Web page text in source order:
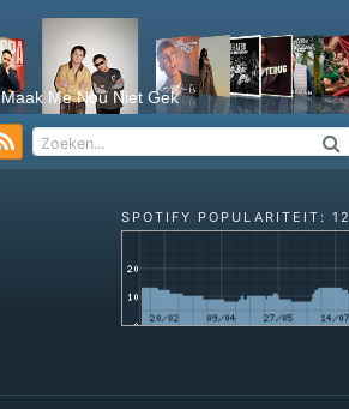
Maak Me Nou Niet Gek
SPOTIFY POPULARITEIT: 12